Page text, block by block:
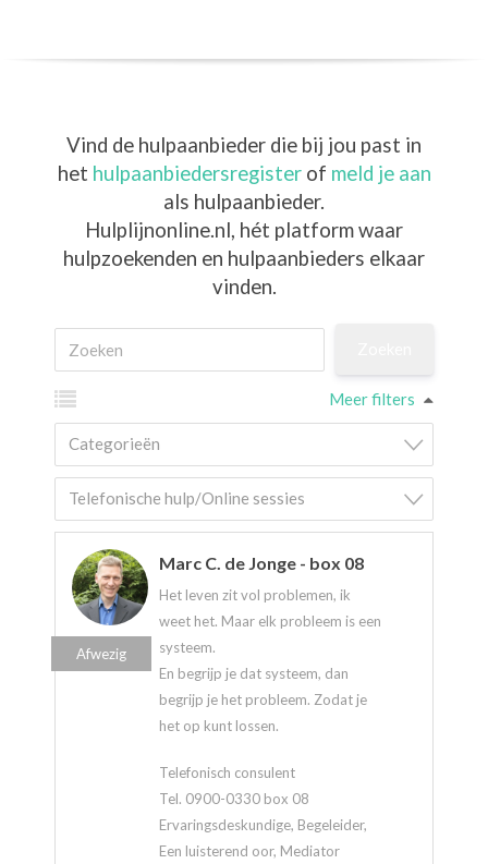
Vind de hulpaanbieder die bij jou past in
het hulpaanbiedersregisterof meld je aan
als hulpaanbieder.
Hulplijnonline.nl, hét platform waar
hulpzoekenden en hulpaanbieders elkaar
vinden.
Meer filters
Categorieën
Telefonische hulp/Online sessies
Marc C. de Jonge - box 08
Het leven zit vol problemen, ik
weet het. Maar elk probleem is een
systeem.
En begrijp je dat systeem, dan
begrijp je het probleem. Zodat je
het op kunt lossen.
Telefonisch consulent
Tel. 0900-0330 box 08
Ervaringsdeskundige, Begeleider,
Een luisterend oor, Mediator
Afwezig